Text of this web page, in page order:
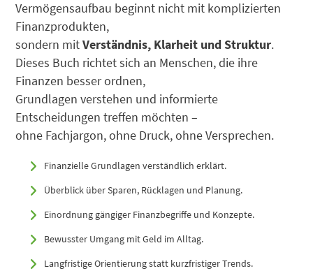
Vermögensaufbau beginnt nicht mit komplizierten
Finanzprodukten,
sondern mitVerständnis, Klarheit und Struktur.
Dieses Buch richtet sich an Menschen, die ihre
Finanzen besser ordnen,
Grundlagen verstehen und informierte
Entscheidungen treffen möchten –
ohne Fachjargon, ohne Druck, ohne Versprechen.
Finanzielle Grundlagen verständlich erklärt.
Überblick über Sparen, Rücklagen und Planung.
Einordnung gängiger Finanzbegriffe und Konzepte.
Bewusster Umgang mit Geld im Alltag.
Langfristige Orientierung statt kurzfristiger Trends.